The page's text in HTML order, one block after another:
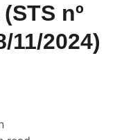
nº
11/2024)